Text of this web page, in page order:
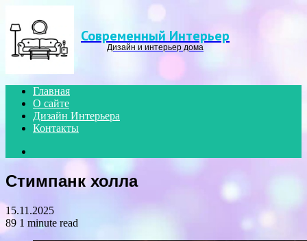
Современный Интерьер
Дизайн и интерьер дома
Главная
О сайте
Дизайн Интерьера
Контакты
Стимпанк холла
15.11.2025
89 1 minute read